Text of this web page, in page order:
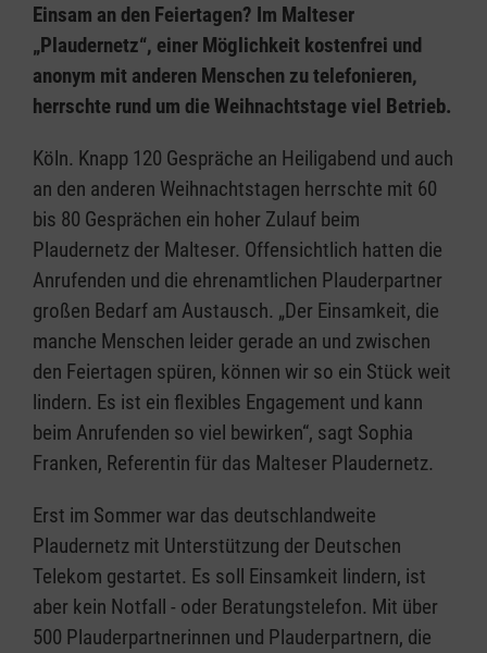
Einsam an den Feiertagen? Im Malteser
„Plaudernetz“, einer Möglichkeit kostenfrei und
anonym mit anderen Menschen zu telefonieren,
herrschte rund um die Weihnachtstage viel Betrieb.
Köln. Knapp 120 Gespräche an Heiligabend und auch
an den anderen Weihnachtstagen herrschte mit 60
bis 80 Gesprächen ein hoher Zulauf beim
Plaudernetz der Malteser. Offensichtlich hatten die
Anrufenden und die ehrenamtlichen Plauderpartner
großen Bedarf am Austausch. „Der Einsamkeit, die
manche Menschen leider gerade an und zwischen
den Feiertagen spüren, können wir so ein Stück weit
lindern. Es ist ein flexibles Engagement und kann
beim Anrufenden so viel bewirken“, sagt Sophia
Franken, Referentin für das Malteser Plaudernetz.
Erst im Sommer war das deutschlandweite
Plaudernetz mit Unterstützung der Deutschen
Telekom gestartet. Es soll Einsamkeit lindern, ist
aber kein Notfall - oder Beratungstelefon. Mit über
500 Plauderpartnerinnen und Plauderpartnern, die